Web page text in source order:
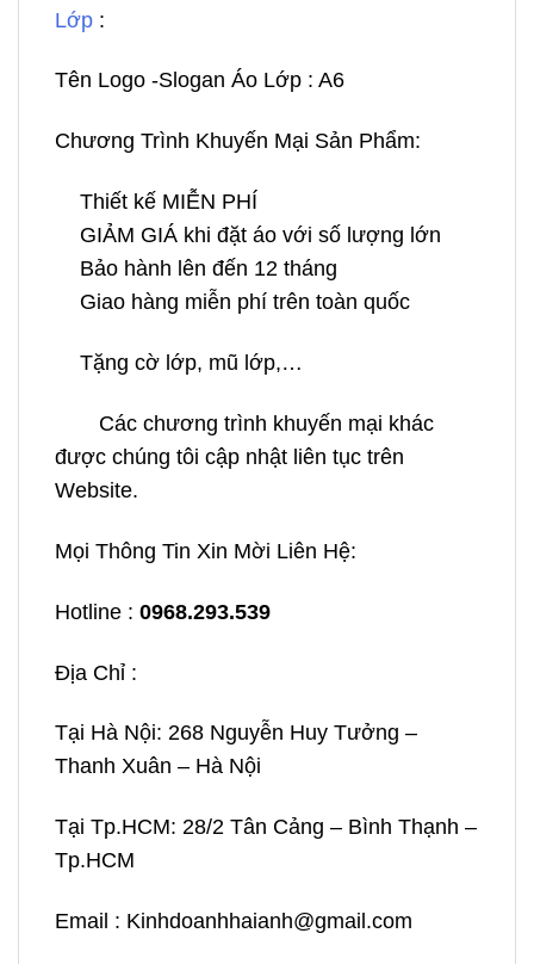
Lớp :
Tên Logo -Slogan Áo Lớp : A6
Chương Trình Khuyến Mại Sản Phẩm:
Thiết kế MIỄN PHÍ
GIẢM GIÁ khi đặt áo với số lượng lớn
Bảo hành lên đến 12 tháng
Giao hàng miễn phí trên toàn quốc
Tặng cờ lớp, mũ lớp,…
Các chương trình khuyến mại khác
được chúng tôi cập nhật liên tục trên
Website.
Mọi Thông Tin Xin Mời Liên Hệ:
Hotline : 0968.293.539
Địa Chỉ :
Tại Hà Nội: 268 Nguyễn Huy Tưởng –
Thanh Xuân – Hà Nội
Tại Tp.HCM: 28/2 Tân Cảng – Bình Thạnh –
Tp.HCM
Email : Kinhdoanhhaianh@gmail.com